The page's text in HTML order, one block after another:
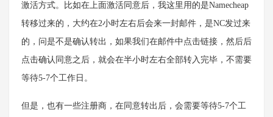
激活方式。比如在上面激活同意后，我这里用的是Namecheap
转移过来的，大约在2小时左右后会来一封邮件，是NC发过来
的，问是不是确认转出，如果我们在邮件中点击链接，然后后
点击确认同意之后，就会在半小时左右全部转入完毕，不需要
等待5-7个工作日。
但是，也有一些注册商，在同意转出后，会需要等待5-7个工